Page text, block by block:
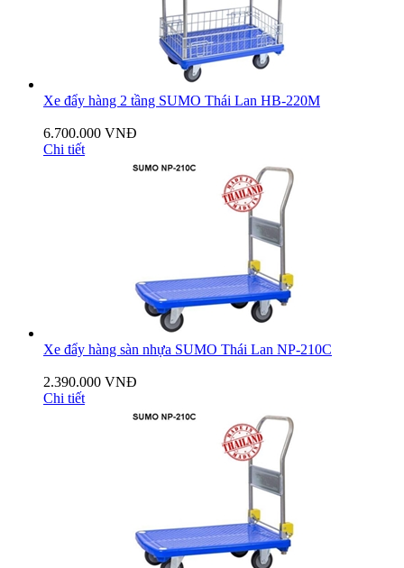
Xe đẩy hàng 2 tầng SUMO Thái Lan HB-220M
6.700.000 VNĐ
Chi tiết
Xe đẩy hàng sàn nhựa SUMO Thái Lan NP-210C
2.390.000 VNĐ
Chi tiết